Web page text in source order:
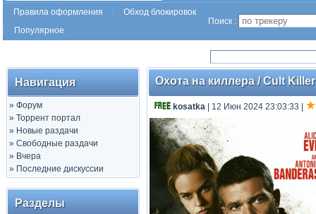
Правила оформления
Обход блокировок
Популярное
Поиск :
Навигация
» Форум
» Торрент портал
» Новые раздачи
» Свободные раздачи
» Вчера
» Последние дискуссии
Разделы
Охота на киллера / Cult
kosatka | 12 Июн 2024 23:03:33